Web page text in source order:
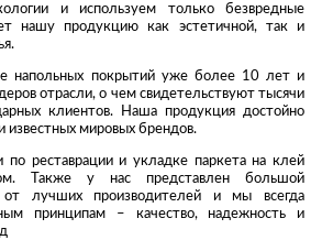
Раковины
инсталляций
Системы
скрытого
монтажа
Сливы и сифоны
Смесители
Хранение и
Товары для
ремонта
Затирки и
гидроизоляция
Камины
и используем только безвредные
нашу продукцию как эстетичной, так и
напольных покрытий уже более 10 лет и
отрасли, о чем свидетельствуют тысячи
клиентов. Наша продукция достойно
известных мировых брендов.
по реставрации и укладке паркета на клей
Также у нас представлен большой
от лучших производителей и мы всегда
принципам – качество, надежность и